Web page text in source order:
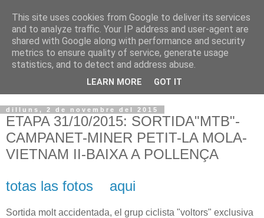
VOLTORS -2026 -
¡¡¡TENIM GANA!!!
dilluns, 2 de novembre del 2015
ETAPA 31/10/2015: SORTIDA"MTB"-
CAMPANET-MINER PETIT-LA MOLA-
VIETNAM II-BAIXA A POLLENÇA
totas las fotos aqui
Sortida molt accidentada, el grup ciclista "voltors" exclusiva
This site uses cookies from Google to deliver its services
and to analyze traffic. Your IP address and user-agent are
shared with Google along with performance and security
metrics to ensure quality of service, generate usage
statistics, and to detect and address abuse.
LEARN MORE GOT IT